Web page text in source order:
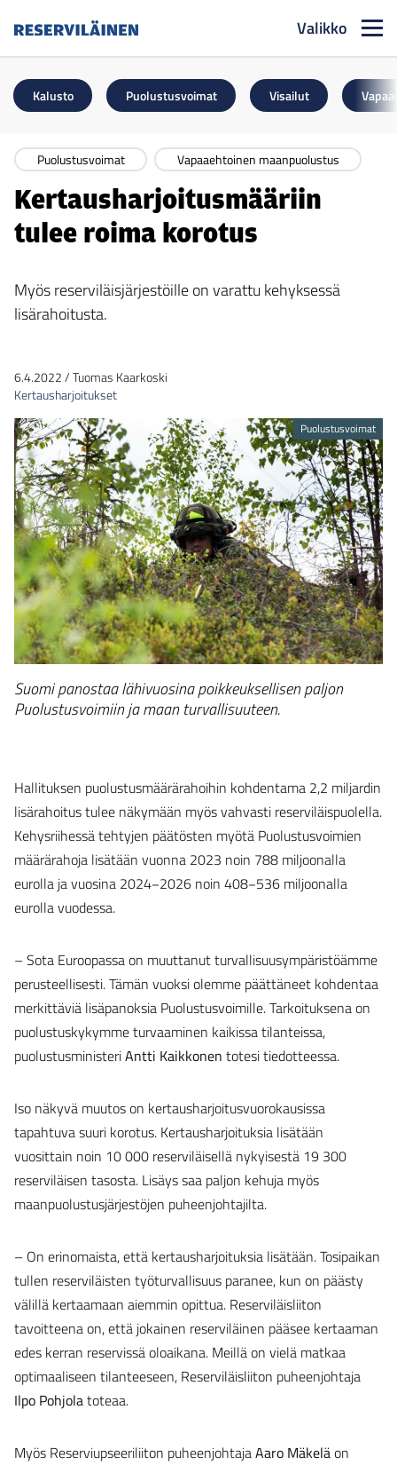
Valikko
Kalusto Puolustusvoimat Visailut
Puolustusvoimat Vapaaehtoinen maanpuolustus
Kertausharjoitusmääriin
tulee roima korotus
Myös reserviläisjärjestöille on varattu kehyksessä
lisärahoitusta.
6.4.2022/Tuomas Kaarkoski
Kertausharjoitukset
Puolustusvoimat
Suomi panostaa lähivuosina poikkeuksellisen paljon
Puolustusvoimiin ja maan turvallisuuteen.
Hallituksen puolustusmäärärahoihin kohdentama 2,2 miljardin
lisärahoitus tulee näkymään myös vahvasti reserviläispuolella.
Kehysriihessä tehtyjen päätösten myötä Puolustusvoimien
määrärahoja lisätään vuonna 2023 noin 788 miljoonalla
eurolla ja vuosina 2024−2026 noin 408−536 miljoonalla
eurolla vuodessa.
– Sota Euroopassa on muuttanut turvallisuusympäristöämme
perusteellisesti. Tämän vuoksi olemme päättäneet kohdentaa
merkittäviä lisäpanoksia Puolustusvoimille. Tarkoituksena on
puolustuskykymme turvaaminen kaikissa tilanteissa,
puolustusministeriAntti Kaikkonen totesi tiedotteessa.
Iso näkyvä muutos on kertausharjoitusvuorokausissa
tapahtuva suuri korotus. Kertausharjoituksia lisätään
vuosittain noin 10 000 reserviläisellä nykyisestä 19 300
reserviläisen tasosta. Lisäys saa paljon kehuja myös
maanpuolustusjärjestöjen puheenjohtajilta.
– On erinomaista, että kertausharjoituksia lisätään. Tosipaikan
tullen reserviläisten työturvallisuus paranee, kun on päästy
välillä kertaamaan aiemmin opittua. Reserviläisliiton
tavoitteena on, että jokainen reserviläinen pääsee kertaaman
edes kerran reservissä oloaikana. Meillä on vielä matkaa
optimaaliseen tilanteeseen, Reserviläisliiton puheenjohtaja
Ilpo Pohjolatoteaa.
Myös Reserviupseeriliiton puheenjohtajaAaro Mäkeläon